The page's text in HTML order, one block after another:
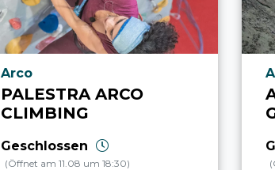
aria.poi_location_prefix
Arco
PALESTRA ARCO
CLIMBING
Geschlossen
(Öffnet am 11.08 um 18:30)